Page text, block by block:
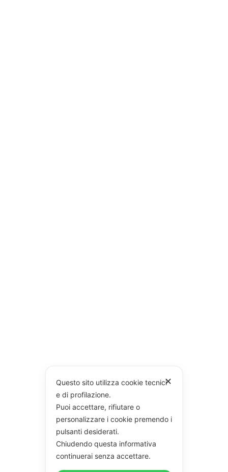
✕
Questo sito utilizza cookie tecnici
e di profilazione.
Puoi accettare, rifiutare o
personalizzare i cookie premendo i
pulsanti desiderati.
Chiudendo questa informativa
continuerai senza accettare.